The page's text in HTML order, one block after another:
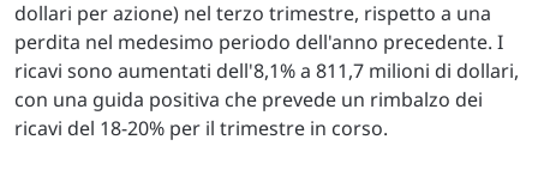
dollari per azione) nel terzo trimestre, rispetto a una
perdita nel medesimo periodo dell'anno precedente. I
ricavi sono aumentati dell'8,1% a 811,7 milioni di dollari,
con una guida positiva che prevede un rimbalzo dei
ricavi del 18-20% per il trimestre in corso.